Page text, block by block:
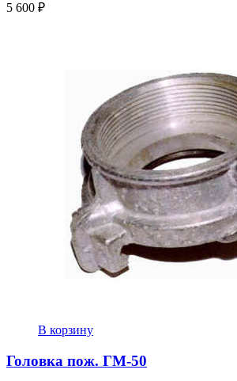
5 600 ₽
В корзину
Головка пож. ГМ-50